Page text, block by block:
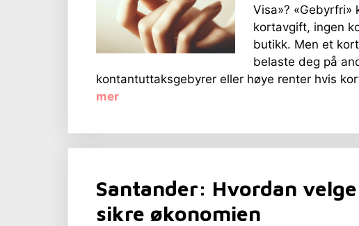
Visa»? «Gebyrfri»
kortavgift, ingen
butikk. Men et
belaste deg på
kontantuttaksgebyrer eller høye renter hvis
mer
Santander: Hvordan
sikre økonomien